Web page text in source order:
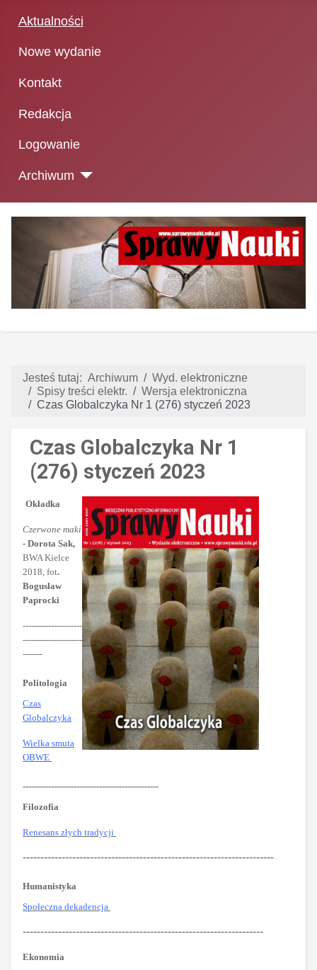
Aktualności
Nowe wydanie
Kontakt
Redakcja
Logowanie
Archiwum
Jesteś tutaj: Archiwum
Wyd. elektroniczne
Spisy treści elektr.
Wersja elektroniczna
Czas Globalczyka Nr 1 (276) styczeń 2023
Czas Globalczyka Nr 1
(276) styczeń 2023
Okładka
Czerwone maki
- Dorota Sak,
BWA Kielce
2018, fot.
Bogusław
Paprocki
---------------------
---------------------
-------
Politologia
Czas
Globalczyka
Wielka smuta
OBWE
------------------------------------------------
Filozofia
Renesans złych tradycji
-----------------------------------------------------------------------
Humanistyka
Społeczna dekadencja
--------------------------------------------------------------------
Ekonomia